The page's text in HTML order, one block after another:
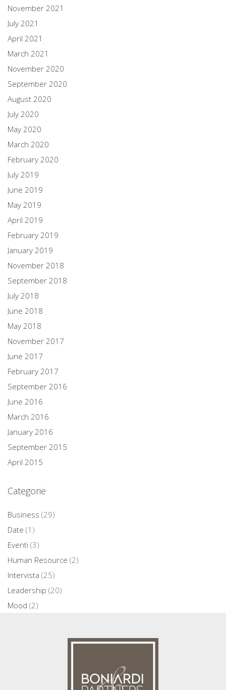
November 2021
July 2021
April 2021
March 2021
November 2020
September 2020
August 2020
July 2020
May 2020
March 2020
February 2020
July 2019
June 2019
May 2019
April 2019
February 2019
January 2019
November 2018
September 2018
July 2018
June 2018
May 2018
November 2017
June 2017
February 2017
September 2016
June 2016
March 2016
January 2016
September 2015
April 2015
Categorie
Business (29)
Date (1)
Eventi (3)
Human Resource (2)
Intervista (25)
Leadership (20)
Mood (2)